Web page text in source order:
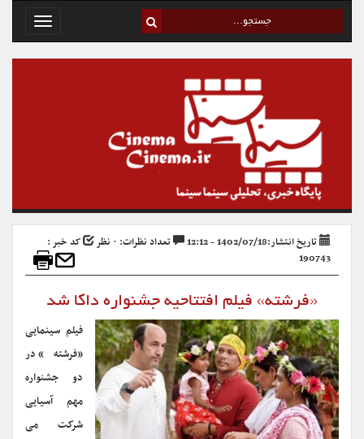
Toggle
تاریخ انتشار:1402/07/18 - 12:12 تعداد نظرات: ۰ نظر
کد خبر :
190743
«فرشته» فیلم افتتاحیه جشنواره داکا شد
فیلم سینمایی
«فرشته» در
دو جشنواره
مهم آسیایی
شرکت می